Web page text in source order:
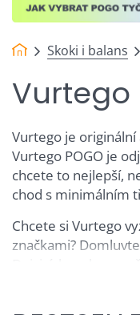
Skoki i balans
Vurtego je originální
Vurtego POGO je
chcete to nejlepší,
chod s minimálním
Chcete si Vurtego
značkami?
Dejvicích, nebo na